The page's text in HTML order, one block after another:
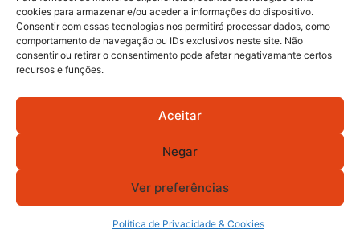
cookies para armazenar e/ou aceder a informações do dispositivo.
Consentir com essas tecnologias nos permitirá processar dados, como
comportamento de navegação ou IDs exclusivos neste site. Não
consentir ou retirar o consentimento pode afetar negativamante certos
recursos e funções.
Aceitar
Negar
Ver preferências
Política de Privacidade & Cookies
Subscreva Newsletter:
QUERO ADERIR
Política de Privacidade
© 2026 GA! Todos os direitos reservados.